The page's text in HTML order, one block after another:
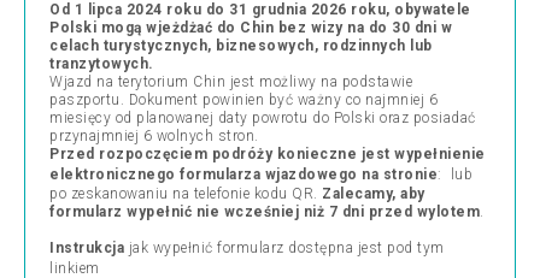
Od 1 lipca 2024 roku do 31 grudnia 2026 roku, obywatele
Polski mogą wjeżdżać do Chin bez wizy na do 30 dni w
celach turystycznych, biznesowych, rodzinnych lub
tranzytowych.
Wjazd na terytorium Chin jest możliwy na podstawie
paszportu. Dokument powinien być ważny co najmniej 6
miesięcy od planowanej daty powrotu do Polski oraz posiadać
przynajmniej 6 wolnych stron.
Przed rozpoczęciem podróży konieczne jest wypełnienie
elektronicznego formularza wjazdowego na stronie:
lub
po zeskanowaniu na telefonie kodu QR. Zalecamy, aby
formularz wypełnić nie wcześniej niż 7 dni przed wylotem.
Instrukcja jak wypełnić formularz dostępna jest pod tym
linkiem